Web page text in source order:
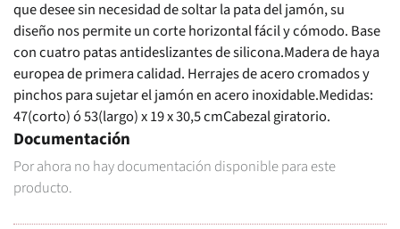
que desee sin necesidad de soltar la pata del jamón, su
diseño nos permite un corte horizontal fácil y cómodo. Base
con cuatro patas antideslizantes de silicona.Madera de haya
europea de primera calidad. Herrajes de acero cromados y
pinchos para sujetar el jamón en acero inoxidable.Medidas:
47(corto) ó 53(largo) x 19 x 30,5 cmCabezal giratorio.
Documentación
Por ahora no hay documentación disponible para este
producto.